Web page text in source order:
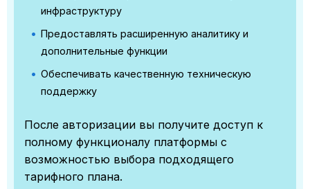
инфраструктуру
Предоставлять расширенную аналитику и
дополнительные функции
Обеспечивать качественную техническую
поддержку
После авторизации вы получите доступ к
полному функционалу платформы с
возможностью выбора подходящего
тарифного плана.